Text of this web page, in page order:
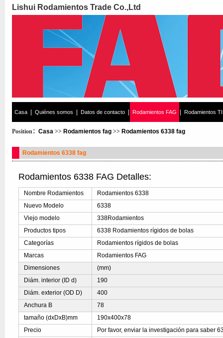
Lishui Rodamientos Trade Co.,Ltd
Casa Quiénes somos Datos de contacto Rodamientos FAG Rodamientos
Position： Casa >> Rodamientos fag >> Rodamientos 6338 fag
Rodamientos 6338 fag
Rodamientos 6338 FAG Detalles:
Nombre Rodamientos
Rodamientos 6338
Nuevo Modelo
6338
Viejo modelo
338Rodamientos
Productos tipos
6338 Rodamientos rígidos de bolas
Categorías
Rodamientos rígidos de bolas
Marcas
Rodamientos FAG
Dimensiones
(mm)
Diám. interior (ID d)
190
Diám. exterior (OD D)
400
Anchura B
78
tamaño (dxDxB)mm
190x400x78
Precio
Por favor, enviar la investigación para saber